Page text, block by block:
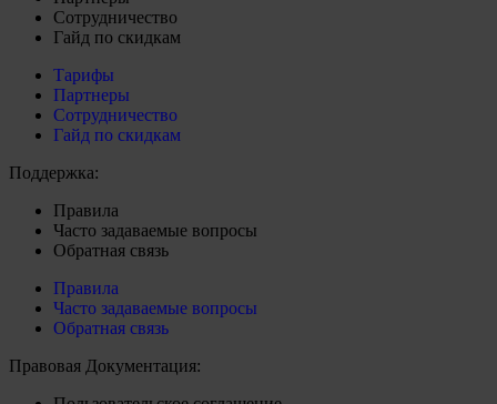
Сотрудничество
Гайд по скидкам
Тарифы
Партнеры
Сотрудничество
Гайд по скидкам
Поддержка:
Правила
Часто задаваемые вопросы
Обратная связь
Правила
Часто задаваемые вопросы
Обратная связь
Правовая Документация: